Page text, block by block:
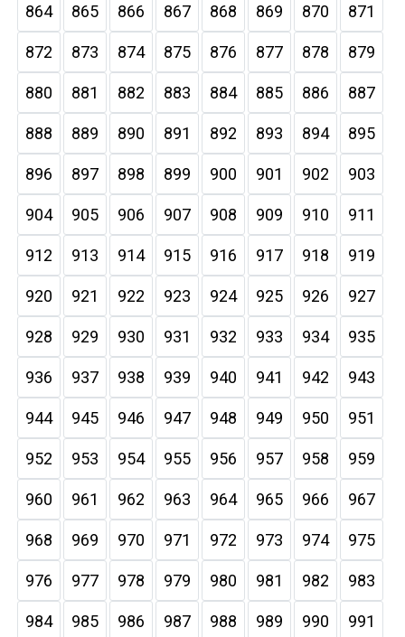
864 865 866 867 868 869 870 871
872 873 874 875 876 877 878 879
880 881 882 883 884 885 886 887
888 889 890 891 892 893 894 895
896 897 898 899 900 901 902 903
904 905 906 907 908 909 910 911
912 913 914 915 916 917 918 919
920 921 922 923 924 925 926 927
928 929 930 931 932 933 934 935
936 937 938 939 940 941 942 943
944 945 946 947 948 949 950 951
952 953 954 955 956 957 958 959
960 961 962 963 964 965 966 967
968 969 970 971 972 973 974 975
976 977 978 979 980 981 982 983
984 985 986 987 988 989 990 991